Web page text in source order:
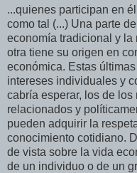
...quienes participan en
como tal (...) Una parte
economía tradicional y la
otra tiene su origen en
económica. Estas
intereses individuales y
cabría esperar, los de
relacionados y
pueden adquirir la
conocimiento cotidiano.
de vista sobre la vida
de un individuo o de un